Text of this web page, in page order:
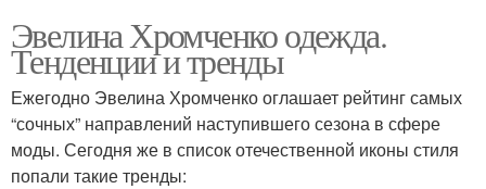
Эвелина Хромченко одежда.
Тенденции и тренды
Ежегодно Эвелина Хромченко оглашает рейтинг самых
“сочных” направлений наступившего сезона в сфере
моды. Сегодня же в список отечественной иконы стиля
попали такие тренды: